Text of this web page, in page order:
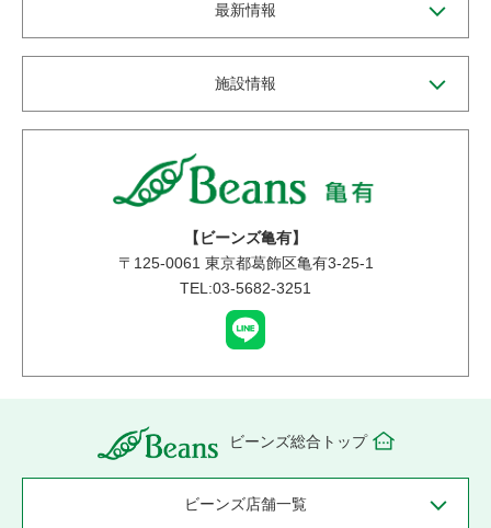
最新情報
施設情報
【ビーンズ亀有】
〒 125-0061 東京都葛飾区亀有3-25-1
TEL:03-5682-3251
ビーンズ総合トップ
ビーンズ店舗一覧